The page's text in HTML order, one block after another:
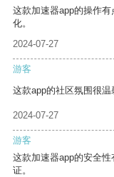
这款加速器app的操作
化。
2024-07-27
游客
这款app的社区氛围很温
2024-07-27
游客
这款加速器app的安全
证。